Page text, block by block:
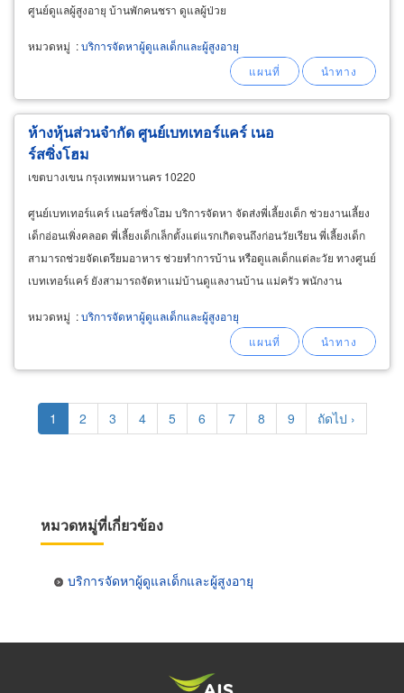
ศูนย์ดูแลผู้สูงอายุ บ้านพักคนชรา ดูแลผู้ป่วย
หมวดหมู่ :บริการจัดหาผู้ดูแลเด็กและผู้สูงอายุ
ห้างหุ้นส่วนจำกัด ศูนย์เบทเทอร์แคร์ เนอ
ร์สซิ่งโฮม
เขตบางเขน กรุงเทพมหานคร 10220
ศูนย์เบทเทอร์แคร์ เนอร์สซิ่งโฮม บริการจัดหา จัดส่งพี่เลี้ยงเด็ก ช่วยงานเลี้ยง
เด็กอ่อนเพิ่งคลอด พี่เลี้ยงเด็กเล็กตั้งแต่แรกเกิดจนถึงก่อนวัยเรียน พี่เลี้ยงเด็ก
สามารถช่วยจัดเตรียมอาหาร ช่วยทำการบ้าน หรือดูแลเด็กแต่ละวัย ทางศูนย์
เบทเทอร์แคร์ ยังสามารถจัดหาแม่บ้านดูแลงานบ้าน แม่ครัว พนักงาน
หมวดหมู่ :บริการจัดหาผู้ดูแลเด็กและผู้สูงอายุ
Pagination
Current
page
1 Page
2 Page
3 Page
4 Page
5 Page
6 Page
7 Page
8 Page
9
Next
page
ถัดไป ›
หมวดหมู่ที่เกี่ยวข้อง
บริการจัดหาผู้ดูแลเด็กและผู้สูงอายุ